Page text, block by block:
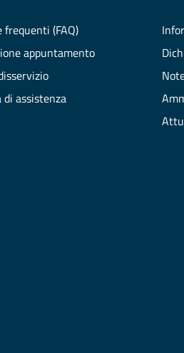
frequenti (FAQ)
appuntamento
di assistenza